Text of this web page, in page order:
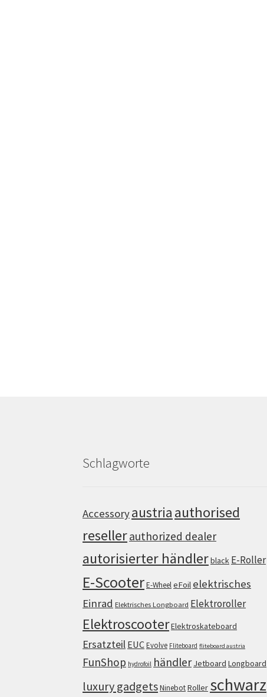
Schlagworte
Accessoryaustria authorised
resellerauthorized dealer
autorisierter händlerblack E-Roller
E-ScooterE-WheeleFoil elektrisches
Einrad Elektrisches Longboard Elektroroller
ElektroscooterElektroskateboard
Ersatzteil EUCEvolve Fliteboard fliteboard austria
FunShop hydrofoil händler Jetboard Longboard
luxury gadgetsNinebotRoller schwarz